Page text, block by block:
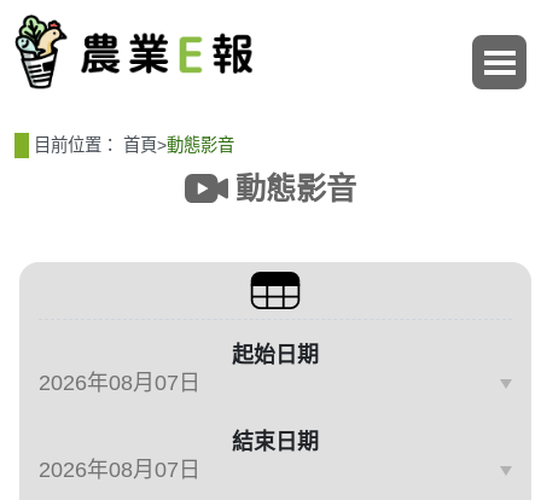
目前位置： 首頁>動態影音
動態影音
篩選、排序與主題分類
起始日期
結束日期